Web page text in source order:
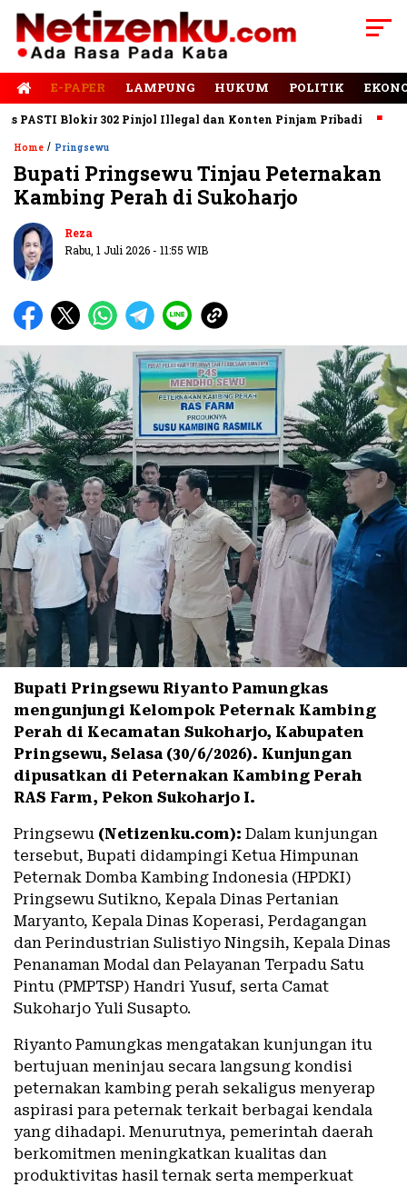
E-PAPER LAMPUNG HUKUM POLITIK
Blokir 302 Pinjol Illegal dan Konten Pinjam Pribadi Jalan
Home / Pringsewu
Bupati Pringsewu Tinjau Peternakan
Kambing Perah di Sukoharjo
Reza
Rabu, 1 Juli 2026 - 11:55 WIB
Bupati Pringsewu Riyanto Pamungkas
mengunjungi Kelompok Peternak Kambing
Perah di Kecamatan Sukoharjo, Kabupaten
Pringsewu, Selasa (30/6/2026). Kunjungan
dipusatkan di Peternakan Kambing Perah
RAS Farm, Pekon Sukoharjo I.
Pringsewu (Netizenku.com): Dalam kunjungan
tersebut, Bupati didampingi Ketua Himpunan
Peternak Domba Kambing Indonesia (HPDKI)
Pringsewu Sutikno, Kepala Dinas Pertanian
Maryanto, Kepala Dinas Koperasi, Perdagangan
dan Perindustrian Sulistiyo Ningsih, Kepala Dinas
Penanaman Modal dan Pelayanan Terpadu Satu
Pintu (PMPTSP) Handri Yusuf, serta Camat
Sukoharjo Yuli Susapto.
Riyanto Pamungkas mengatakan kunjungan itu
bertujuan meninjau secara langsung kondisi
peternakan kambing perah sekaligus menyerap
aspirasi para peternak terkait berbagai kendala
yang dihadapi. Menurutnya, pemerintah daerah
berkomitmen meningkatkan kualitas dan
produktivitas hasil ternak serta memperkuat